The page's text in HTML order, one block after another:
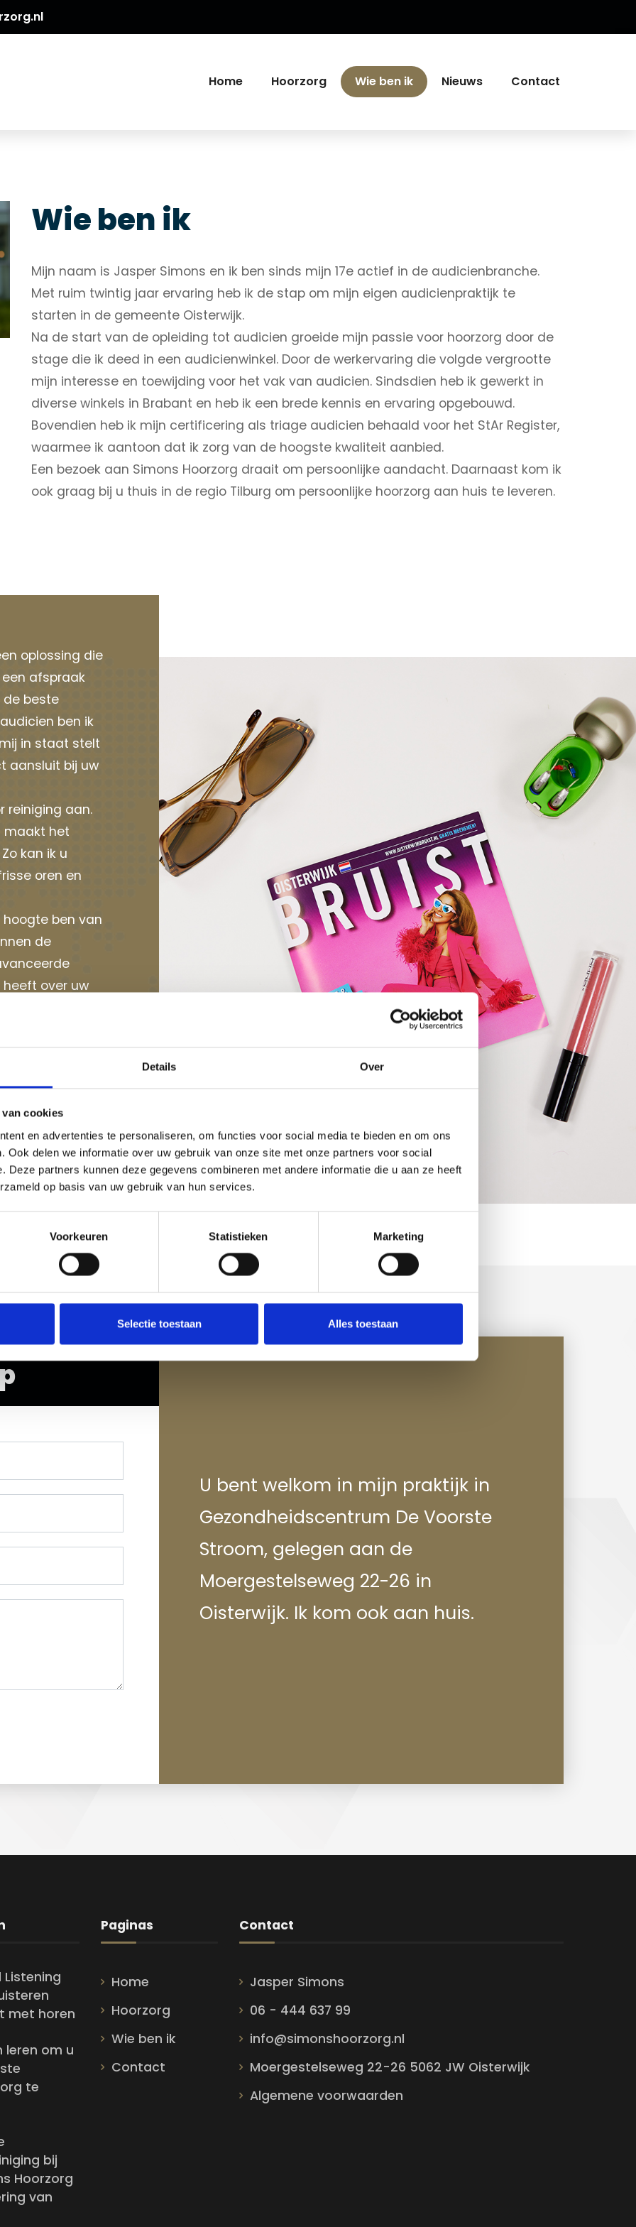
Details Over
van cookies
en advertenties te personaliseren, om functies voor social media te bieden en om ons
Ook delen we informatie over uw gebruik van onze site met onze partners voor social
Deze partners kunnen deze gegevens combineren met andere informatie die u aan ze heeft
op basis van uw gebruik van hun services.
Voorkeuren Statistieken Marketing
Selectie toestaan Alles toestaan
Home Hoorzorg Wie ben ik Nieuws Contact
Wie ben ik
Mijn naam is Jasper Simons en ik ben sinds mijn 17e actief in de audicienbranche.
Met ruim twintig jaar ervaring heb ik de stap om mijn eigen audicienpraktijk te
starten in de gemeente Oisterwijk.
Na de start van de opleiding tot audicien groeide mijn passie voor hoorzorg door de
stage die ik deed in een audicienwinkel. Door de werkervaring die volgde vergrootte
mijn interesse en toewijding voor het vak van audicien. Sindsdien heb ik gewerkt in
diverse winkels in Brabant en heb ik een brede kennis en ervaring opgebouwd.
Bovendien heb ik mijn certificering als triage audicien behaald voor het StAr Register,
waarmee ik aantoon dat ik zorg van de hoogste kwaliteit aanbied.
Een bezoek aan Simons Hoorzorg draait om persoonlijke aandacht. Daarnaast kom ik
ook graag bij u thuis in de regio Tilburg om persoonlijke hoorzorg aan huis te leveren.
oplossing die
afspraak
beste
ben ik
in staat stelt
aansluit bij uw
reiniging aan.
maakt het
kan ik u
oren en
ben van
de
over uw
zoek bent
sta voor u
second
U bent welkom in mijn praktijk in
Gezondheidscentrum De Voorste
Stroom, gelegen aan de
Moergestelseweg 22-26 in
Oisterwijk. Ik kom ook aan huis.
Listening
met horen
leren om u
te
bij
Hoorzorg
van
Paginas
Home
Hoorzorg
Wie ben ik
Contact
Contact
Jasper Simons
06 - 444 637 99
info@simonshoorzorg.nl
Moergestelseweg 22-26 5062 JW Oisterwijk
Algemene voorwaarden